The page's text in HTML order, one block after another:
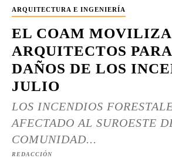
ARQUITECTURA E INGENIERÍA
EL COAM MOVILIZA
ARQUITECTOS
DAÑOS DE LOS
JULIO
LOS INCENDIOS
AFECTADO AL SUROESTE
COMUNIDAD...
REDACCIÓN